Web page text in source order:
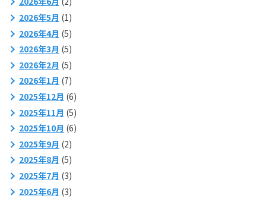
2026年5月 (1)
2026年4月 (5)
2026年3月 (5)
2026年2月 (5)
2026年1月 (7)
2025年12月 (6)
2025年11月 (5)
2025年10月 (6)
2025年9月 (2)
2025年8月 (5)
2025年7月 (3)
2025年6月 (3)